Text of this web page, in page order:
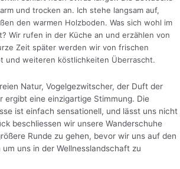
und trocken an. Ich stehe langsam auf,
den warmen Holzboden. Was sich wohl im
Wir rufen in der Küche an und erzählen von
Zeit später werden wir von frischen
und weiteren köstlichkeiten Überrascht.
Natur, Vogelgezwitscher, der Duft der
ergibt eine einzigartige Stimmung. Die
ist einfach sensationell, und lässt uns nicht
beschliessen wir unsere Wanderschuhe
Runde zu gehen, bevor wir uns auf den
uns in der Wellnesslandschaft zu